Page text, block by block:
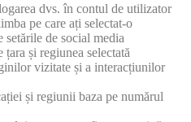
dvs. în contul de utilizator
pe care ați selectat-o
de social media
și regiunea selectată
vizitate și a interacțiunilor
și regiunii baza pe numărul